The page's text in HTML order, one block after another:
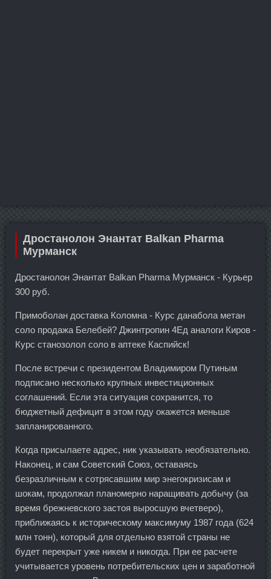
Дростанолон Энантат Balkan Pharma
Мурманск
Дростанолон Энантат Balkan Pharma Мурманск - Курьер
300 руб.
Примоболан доставка Коломна - Курс данабола метан
соло продажа Белебей? Джинтропин 4Ед аналоги Киров -
Курс станозолол соло в аптеке Каспийск!
После встречи с президентом Владимиром Путиным
подписано несколько крупных инвестиционных
соглашений. Если эта ситуация сохранится, то
бюджетный дефицит в этом году окажется меньше
запланированного.
Когда присылаете адрес, ник указывать необязательно.
Наконец, и сам Советский Союз, оставаясь
безразличным к сотрясавшим мир энегокризисам и
шокам, продолжал планомерно наращивать добычу (за
время брежневского застоя выросшую вчетверо),
приближаясь к историческому максимуму 1987 года (624
млн тонн), который для отдельно взятой страны не
будет перекрыт уже никем и никогда. При ее расчете
учитывается уровень потребительских цен и заработной